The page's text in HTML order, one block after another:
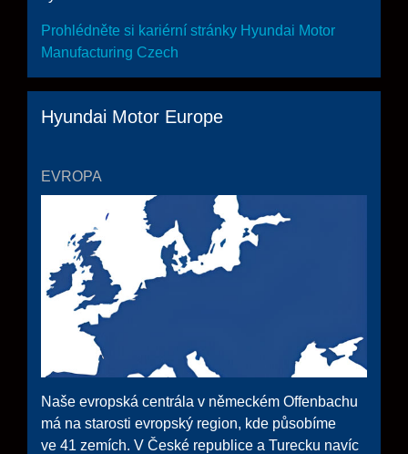
Prohlédněte si kariérní stránky Hyundai Motor
Manufacturing Czech
Hyundai Motor Europe
EVROPA
Naše evropská centrála v německém Offenbachu
má na starosti evropský region, kde působíme
ve 41 zemích. V České republice a Turecku navíc